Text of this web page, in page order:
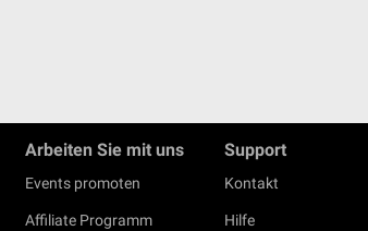
Arbeiten Sie mit uns
Events promoten
Affiliate Programm
Support
Kontakt
Hilfe